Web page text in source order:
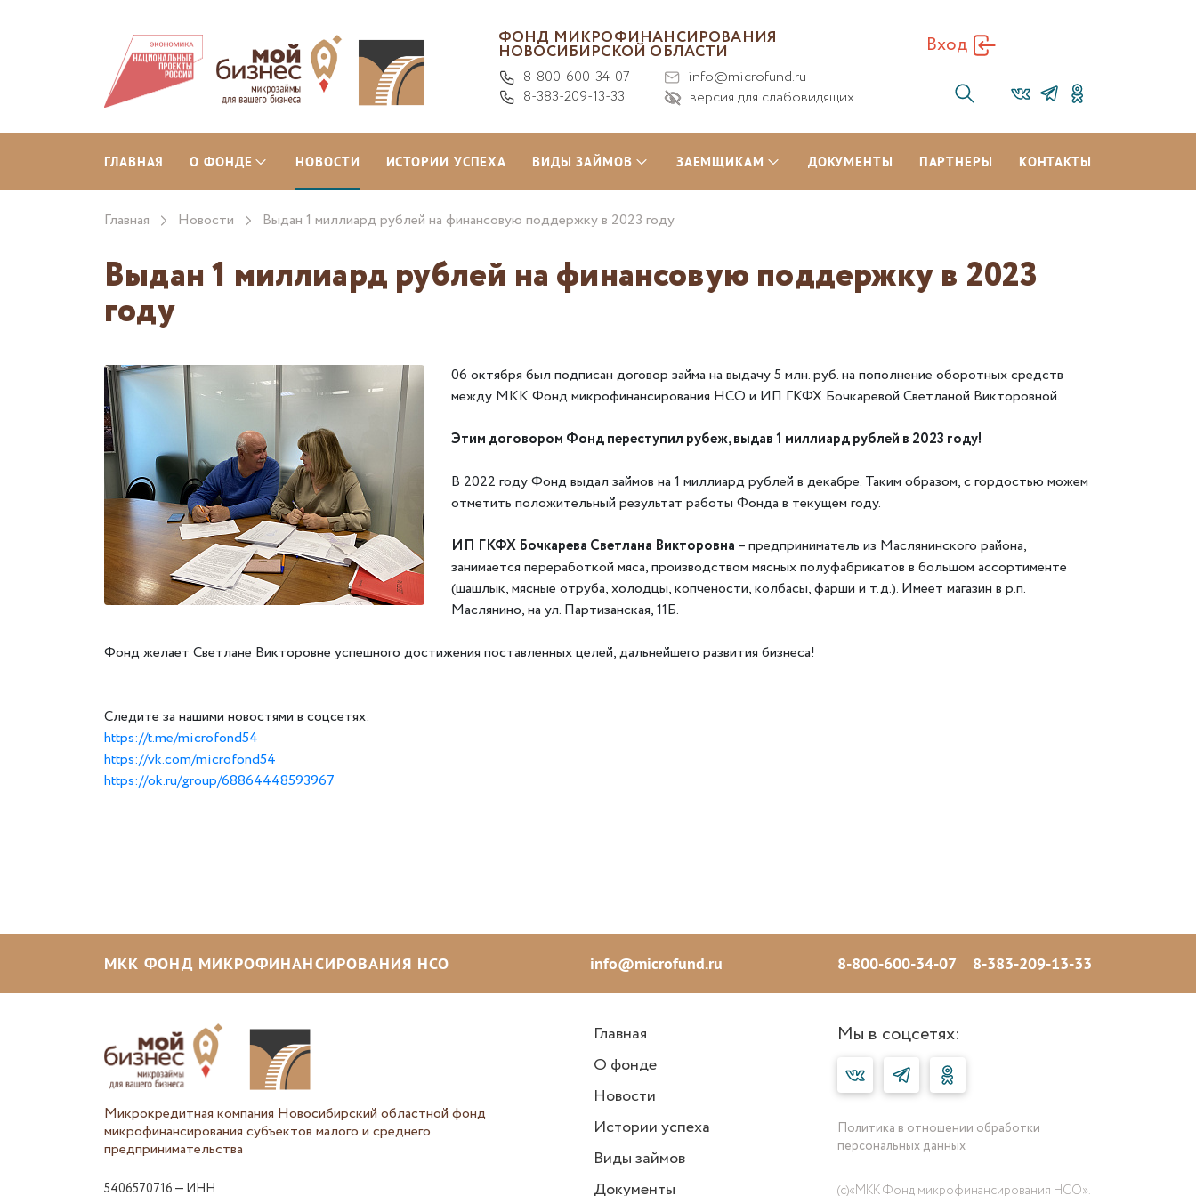
ФОНД МИКРОФИНАНСИРОВАНИЯ
НОВОСИБИРСКОЙ ОБЛАСТИ
8-800-600-34-07
8-383-209-13-33
info@microfund.ru
версия для слабовидящих
Вход
ГЛАВНАЯ О ФОНДЕ НОВОСТИ ИСТОРИИ УСПЕХА ВИДЫ ЗАЙМОВ ЗАЕМЩИКАМ ДОКУМЕНТЫ ПАРТНЕРЫ КОНТАКТЫ
Главная Новости Выдан 1 миллиард рублей на финансовую поддержку в 2023 году
Выдан 1 миллиард рублей на финансовую поддержку в 2023
году
06 октября был подписан договор займа на выдачу 5 млн. руб. на пополнение оборотных средств
между МКК Фонд микрофинансирования НСО и ИП ГКФХ Бочкаревой Светланой Викторовной.
Этим договором Фонд переступил рубеж, выдав 1 миллиард рублей в 2023 году!
В 2022 году Фонд выдал займов на 1 миллиард рублей в декабре. Таким образом, с гордостью можем
отметить положительный результат работы Фонда в текущем году.
ИП ГКФХ Бочкарева Светлана Викторовна – предприниматель из Маслянинского района,
занимается переработкой мяса, производством мясных полуфабрикатов в большом ассортименте
(шашлык, мясные отруба, холодцы, копчености, колбасы, фарши и т.д.). Имеет магазин в р.п.
Маслянино, на ул. Партизанская, 11Б.
Фонд желает Светлане Викторовне успешного достижения поставленных целей, дальнейшего развития бизнеса!
Следите за нашими новостями в соцсетях:
https://t.me/microfond54
https://vk.com/microfond54
https://ok.ru/group/68864448593967
МКК ФОНД МИКРОФИНАНСИРОВАНИЯ НСО info@microfund.ru 8-800-600-34-07 8-383-209-13-33
Микрокредитная компания Новосибирский областной фонд
микрофинансирования субъектов малого и среднего
предпринимательства
5406570716 — ИНН
Главная
О фонде
Новости
Истории успеха
Виды займов
Документы
Мы в соцсетях:
Политика в отношении обработки
персональных данных
(с)«МКК Фонд микрофинансирования НСО».